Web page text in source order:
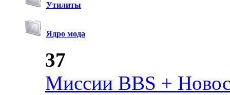
Утилиты
Ядро мода
37
Миссии BBS +